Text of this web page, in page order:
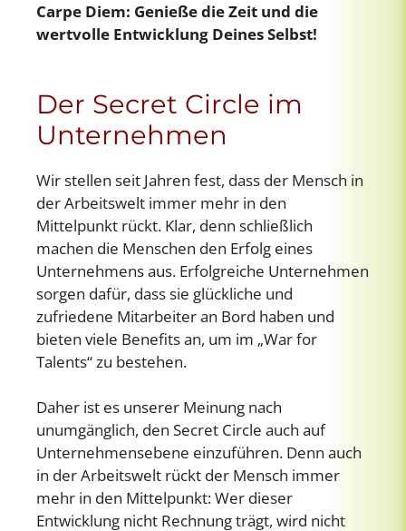
Carpe Diem: Genieße die Zeit und die
wertvolle Entwicklung Deines Selbst!
Der Secret Circle im
Unternehmen
Wir stellen seit Jahren fest, dass der Mensch in
der Arbeitswelt immer mehr in den
Mittelpunkt rückt. Klar, denn schließlich
machen die Menschen den Erfolg eines
Unternehmens aus. Erfolgreiche Unternehmen
sorgen dafür, dass sie glückliche und
zufriedene Mitarbeiter an Bord haben und
bieten viele Benefits an, um im „War for
Talents“ zu bestehen.
Daher ist es unserer Meinung nach
unumgänglich, den Secret Circle auch auf
Unternehmensebene einzuführen. Denn auch
in der Arbeitswelt rückt der Mensch immer
mehr in den Mittelpunkt: Wer dieser
Entwicklung nicht Rechnung trägt, wird nicht